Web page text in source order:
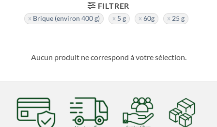
FILTRER
Brique (environ 400 g) 5 g 60g 25 g
Aucun produit ne correspond à votre sélection.